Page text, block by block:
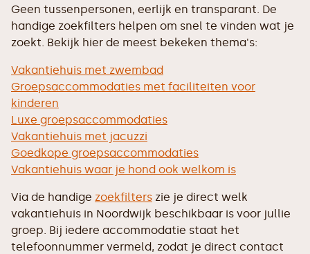
Geen tussenpersonen, eerlijk en transparant. De
handige zoekfilters helpen om snel te vinden wat je
zoekt. Bekijk hier de meest bekeken thema's:
Vakantiehuis met zwembad
Groepsaccommodaties met faciliteiten voor
kinderen
Luxe groepsaccommodaties
Vakantiehuis met jacuzzi
Goedkope groepsaccommodaties
Vakantiehuis waar je hond ook welkom is
Via de handige zoekfilters zie je direct welk
vakantiehuis in Noordwijk beschikbaar is voor jullie
groep. Bij iedere accommodatie staat het
telefoonnummer vermeld, zodat je direct contact